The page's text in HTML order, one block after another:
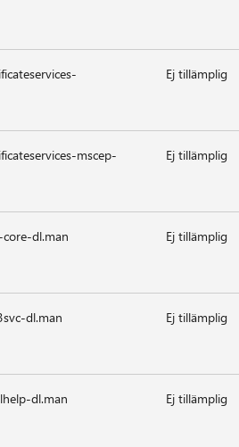
Ej tillämplig
mscep-
Ej tillämplig
dl.man Ej tillämplig
dl.man Ej tillämplig
dl.man Ej tillämplig